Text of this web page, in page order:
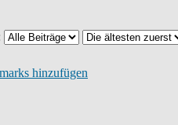
hinzufügen